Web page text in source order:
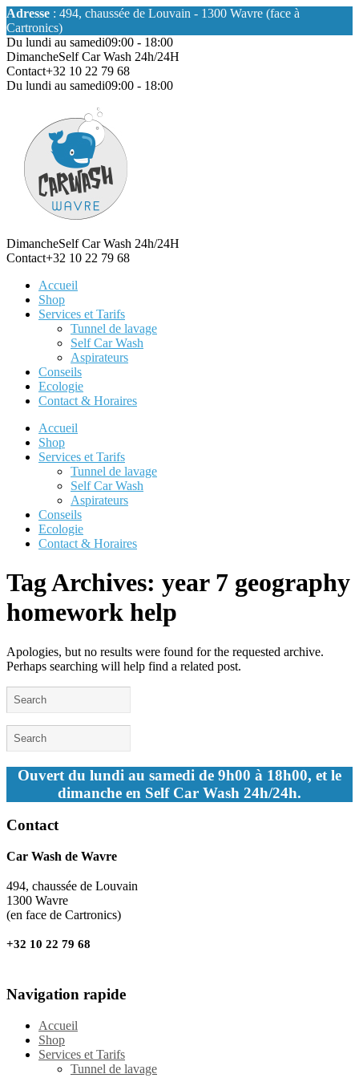
Adresse : 494, chaussée de Louvain - 1300 Wavre (face à
Cartronics)
Du lundi au samedi09:00 - 18:00
DimancheSelf Car Wash 24h/24H
Contact+32 10 22 79 68
Du lundi au samedi09:00 - 18:00
DimancheSelf Car Wash 24h/24H
Contact+32 10 22 79 68
Accueil
Shop
Services et Tarifs
Tunnel de lavage
Self Car Wash
Aspirateurs
Conseils
Ecologie
Contact & Horaires
Accueil
Shop
Services et Tarifs
Tunnel de lavage
Self Car Wash
Aspirateurs
Conseils
Ecologie
Contact & Horaires
Tag Archives: year 7 geography
homework help
Apologies, but no results were found for the requested archive.
Perhaps searching will help find a related post.
Ouvert du lundi au samedi de 9h00 à 18h00, et le
dimanche en Self Car Wash 24h/24h.
Contact
Car Wash de Wavre
494, chaussée de Louvain
1300 Wavre
(en face de Cartronics)
+32 10 22 79 68
Navigation rapide
Accueil
Shop
Services et Tarifs
Tunnel de lavage